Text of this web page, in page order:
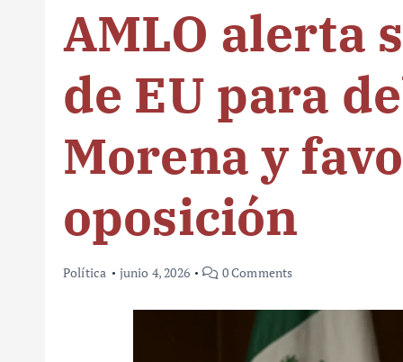
AMLO alerta
de EU para
Morena y
oposición
Política junio 4, 2026 0 Comments